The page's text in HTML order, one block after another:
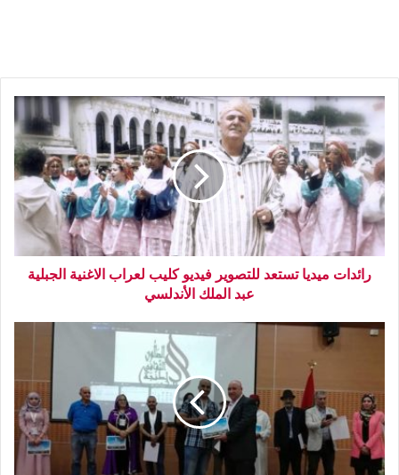
رائدات ميديا تستعد للتصوير فيديو كليب لعراب الاغنية الجبلية
عبد الملك الأندلسي